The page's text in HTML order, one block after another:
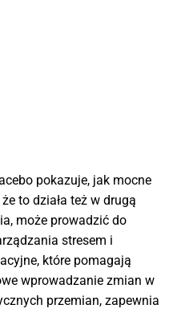
pokazuje, jak mocne
to działa też w drugą
może prowadzić do
stresem i
które pomagają
wprowadzanie zmian w
przemian, zapewnia